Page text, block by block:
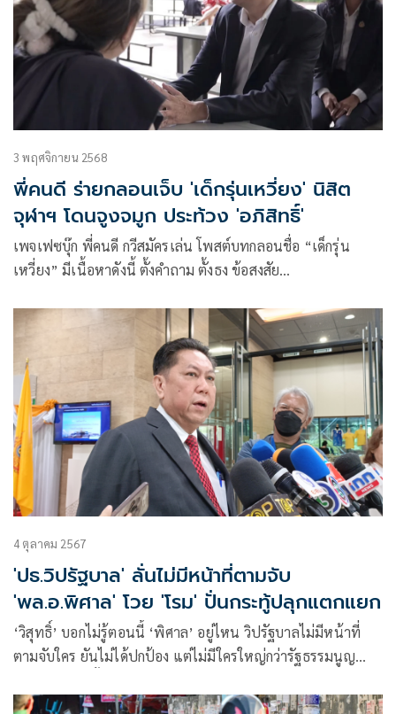
3 พฤศจิกายน 2568
พี่คนดี ร่ายกลอนเจ็บ 'เด็กรุ่นเหวี่ยง' นิสิต
จุฬาฯ โดนจูงจมูก ประท้วง 'อภิสิทธิ์'
เพจเฟซบุ๊ก พี่คนดี กวีสมัครเล่น โพสต์บทกลอนชื่อ “เด็กรุ่น
เหวี่ยง” มีเนื้อหาดังนี้ ตั้งคำถาม ตั้งธง ข้อสงสัย
4 ตุลาคม 2567
'ปธ.วิปรัฐบาล' ลั่นไม่มีหน้าที่ตามจับ
'พล.อ.พิศาล' โวย 'โรม' ปั่นกระทู้ปลุกแตกแยก
‘วิสุทธิ์’ บอกไม่รู้ตอนนี้ ‘พิศาล’ อยู่ไหน วิปรัฐบาลไม่มีหน้าที่
ตามจับใคร ยันไม่ได้ปกป้อง แต่ไม่มีใครใหญ่กว่ารัฐธรรมนูญ
แตกแยก